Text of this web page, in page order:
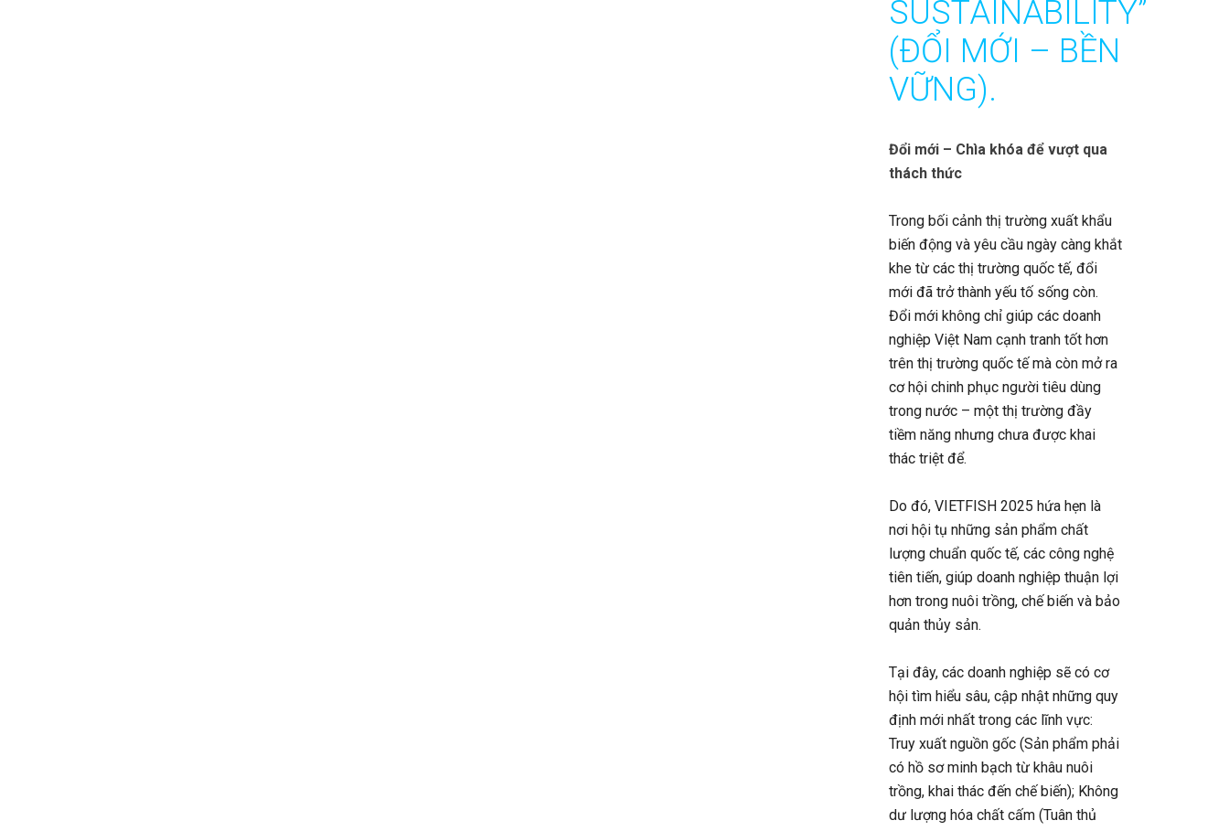
SUSTAINABILITY”
(ĐỔI MỚI – BỀN
VỮNG).
Đổi mới – Chìa khóa để vượt qua
thách thức
Trong bối cảnh thị trường xuất khẩu
biến động và yêu cầu ngày càng khắt
khe từ các thị trường quốc tế, đổi
mới đã trở thành yếu tố sống còn.
Đổi mới không chỉ giúp các doanh
nghiệp Việt Nam cạnh tranh tốt hơn
trên thị trường quốc tế mà còn mở ra
cơ hội chinh phục người tiêu dùng
trong nước – một thị trường đầy
tiềm năng nhưng chưa được khai
thác triệt để.
Do đó, VIETFISH 2025 hứa hẹn là
nơi hội tụ những sản phẩm chất
lượng chuẩn quốc tế, các công nghệ
tiên tiến, giúp doanh nghiệp thuận lợi
hơn trong nuôi trồng, chế biến và bảo
quản thủy sản.
Tại đây, các doanh nghiệp sẽ có cơ
hội tìm hiểu sâu, cập nhật những quy
định mới nhất trong các lĩnh vực:
Truy xuất nguồn gốc (Sản phẩm phải
có hồ sơ minh bạch từ khâu nuôi
trồng, khai thác đến chế biến); Không
dư lượng hóa chất cấm (Tuân thủ